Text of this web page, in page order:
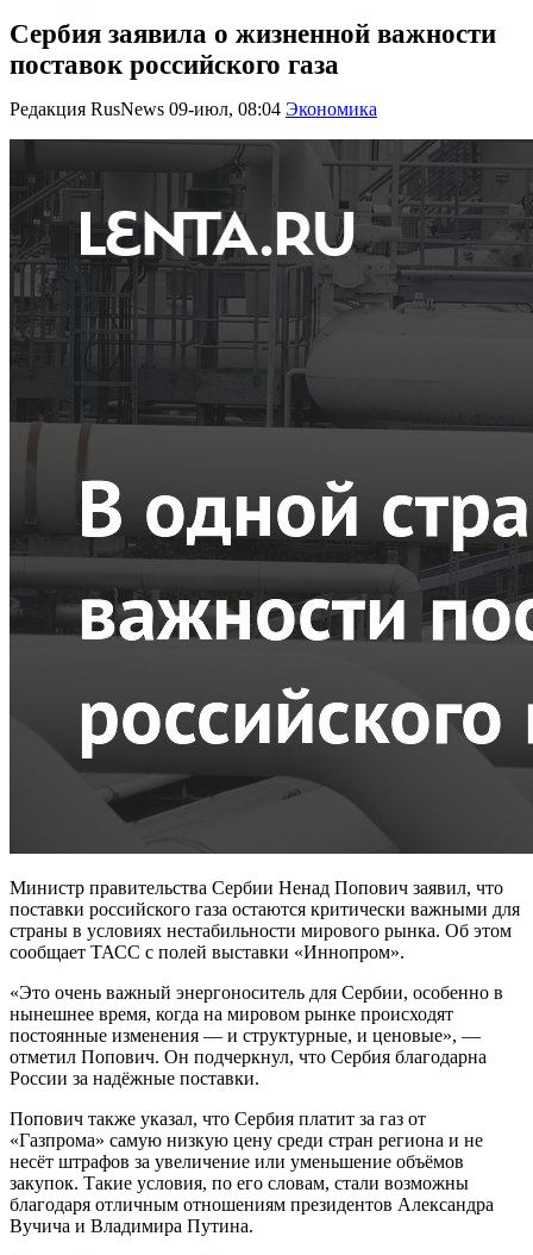
Сербия заявила о жизненной важности
поставок российского газа
Редакция RusNews 09-июл, 08:04 Экономика
Министр правительства Сербии Ненад Попович заявил, что
поставки российского газа остаются критически важными для
страны в условиях нестабильности мирового рынка. Об этом
сообщает ТАСС с полей выставки «Иннопром».
«Это очень важный энергоноситель для Сербии, особенно в
нынешнее время, когда на мировом рынке происходят
постоянные изменения — и структурные, и ценовые», —
отметил Попович. Он подчеркнул, что Сербия благодарна
России за надёжные поставки.
Попович также указал, что Сербия платит за газ от
«Газпрома» самую низкую цену среди стран региона и не
несёт штрафов за увеличение или уменьшение объёмов
закупок. Такие условия, по его словам, стали возможны
благодаря отличным отношениям президентов Александра
Вучича и Владимира Путина.